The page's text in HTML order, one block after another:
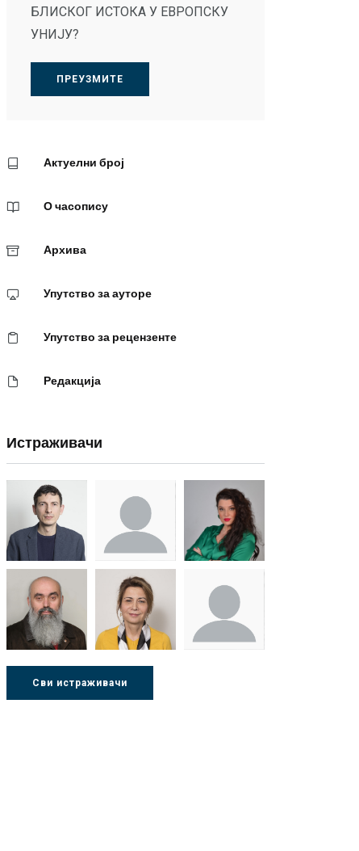
БЛИСКОГ ИСТОКА У ЕВРОПСКУ
УНИЈУ?
ПРЕУЗМИТЕ
Актуелни број
О часопису
Архива
Упутство за ауторе
Упутство за рецензенте
Редакција
Истраживачи
Др Миша
Стојадиновић
Зоран
Милошевић
Др Марија
Ђорић
Др Љубиша
Деспотовић
Др Нада
Радушки
Сви истраживачи